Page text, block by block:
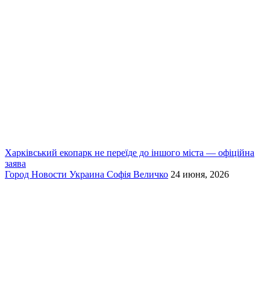
Харківський екопарк не переїде до іншого міста — офіційна
заява
Город Новости Украина Софія Величко 24 июня, 2026